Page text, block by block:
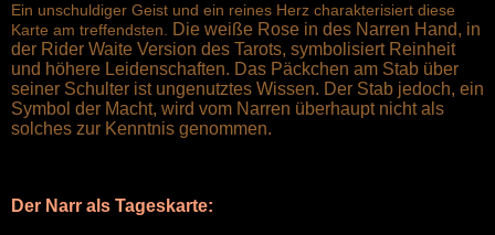
Ein unschuldiger Geist und ein reines Herz charakterisiert diese
Karte am treffendsten.
Die weiße Rose in des Narren Hand, in
der Rider Waite Version des Tarots, symbolisiert Reinheit
und höhere Leidenschaften. Das Päckchen am Stab über
seiner Schulter ist ungenutztes Wissen. Der Stab jedoch, ein
Symbol der Macht, wird vom Narren überhaupt nicht als
solches zur Kenntnis genommen.
Der Narr als Tageskarte: